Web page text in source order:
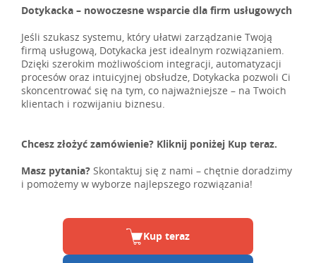
Dotykacka – nowoczesne wsparcie dla firm usługowych
Jeśli szukasz systemu, który ułatwi zarządzanie Twoją
firmą usługową, Dotykacka jest idealnym rozwiązaniem.
Dzięki szerokim możliwościom integracji, automatyzacji
procesów oraz intuicyjnej obsłudze, Dotykacka pozwoli Ci
skoncentrować się na tym, co najważniejsze – na Twoich
klientach i rozwijaniu biznesu.
Chcesz złożyć zamówienie? Kliknij poniżej Kup teraz.
Masz pytania? Skontaktuj się z nami – chętnie doradzimy
i pomożemy w wyborze najlepszego rozwiązania!
Kup teraz